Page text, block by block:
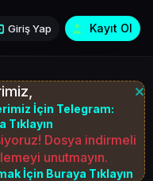
Giriş Yap Kayıt Ol
İçin Telegram:
Tıklayın
Dosya indirmeli
unutmayın.
İçin Buraya Tıklayın